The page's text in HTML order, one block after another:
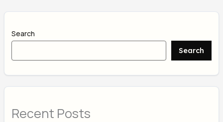
Search
Search
Recent Posts